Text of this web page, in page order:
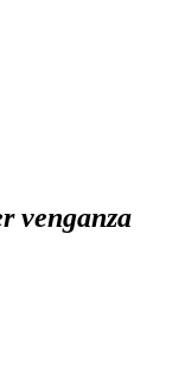
venganza